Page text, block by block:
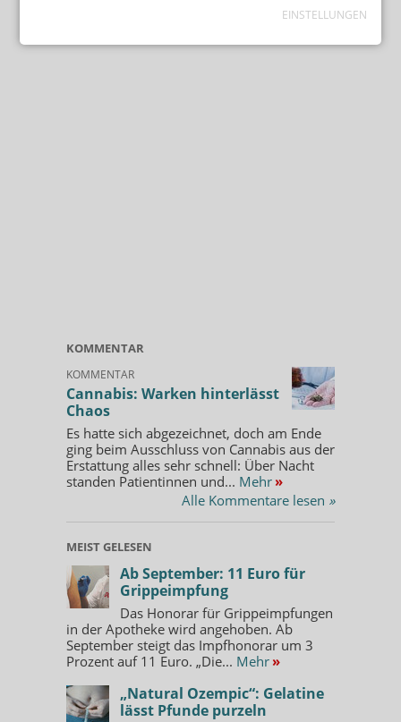
EINSTELLUNGEN
KOMMENTAR
KOMMENTAR
Cannabis: Warken hinterlässt
Chaos
Es hatte sich abgezeichnet, doch am Ende
ging beim Ausschluss von Cannabis aus der
Erstattung alles sehr schnell: Über Nacht
standen Patientinnen und... Mehr »
Alle Kommentare lesen »
MEIST GELESEN
Ab September: 11 Euro für
Grippeimpfung
Das Honorar für Grippeimpfungen
in der Apotheke wird angehoben. Ab
September steigt das Impfhonorar um 3
Prozent auf 11 Euro. „Die... Mehr »
„Natural Ozempic“: Gelatine
lässt Pfunde purzeln